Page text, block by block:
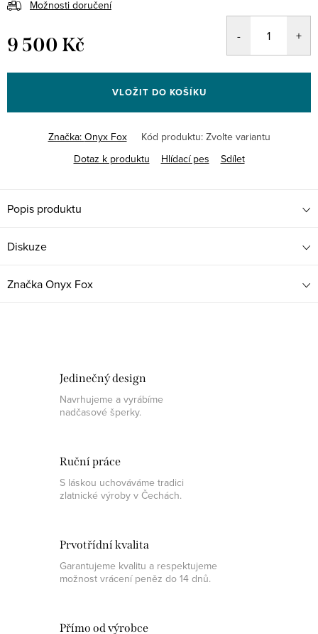
Možnosti doručení
9 500 Kč
cena:
VLOŽIT DO KOŠÍKU
Značka: Onyx Fox Kód produktu: Zvolte variantu
Dotaz k produktu
Hlídací pes Sdílet
Popis produktu
Diskuze
ZnačkaOnyx Fox
Jedinečný design
Navrhujeme a vyrábíme
nadčasové šperky.
Ruční práce
S láskou uchováváme tradici
zlatnické výroby v Čechách.
Prvotřídní kvalita
Garantujeme kvalitu a respektujeme
možnost vrácení peněz do 14 dnů.
Přímo od výrobce